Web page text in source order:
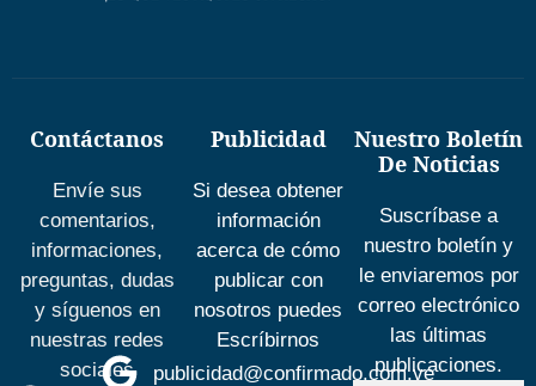
Contáctanos
Envíe sus
comentarios,
informaciones,
preguntas, dudas
y síguenos en
nuestras redes
sociales
Publicidad
Si desea obtener
información
acerca de cómo
publicar con
nosotros puedes
Escríbirnos
publicidad@confirmado.com.ve
Nuestro Boletín
De Noticias
Suscríbase a
nuestro boletín y
le enviaremos por
correo electrónico
las últimas
publicaciones.